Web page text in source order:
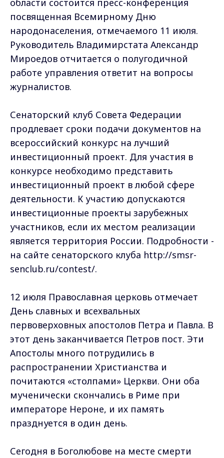
области состоится пресс-конференция
посвященная Всемирному Дню
народонаселения, отмечаемого 11 июля.
Руководитель Владимирстата Александр
Мироедов отчитается о полугодичной
работе управления ответит на вопросы
журналистов.
Сенаторский клуб Совета Федерации
продлевает сроки подачи документов на
всероссийский конкурс на лучший
инвестиционный проект. Для участия в
конкурсе необходимо представить
инвестиционный проект в любой сфере
деятельности. К участию допускаются
инвестиционные проекты зарубежных
участников, если их местом реализации
является территория России. Подробности -
на сайте сенаторского клуба http://smsr-
senclub.ru/contest/.
12 июля Православная церковь отмечает
День славных и всехвальных
первоверховных апостолов Петра и Павла. В
этот день заканчивается Петров пост. Эти
Апостолы много потрудились в
распространении Христианства и
почитаются «столпами» Церкви. Они оба
мученически скончались в Риме при
императоре Нероне, и их память
празднуется в один день.
Сегодня в Боголюбове на месте смерти